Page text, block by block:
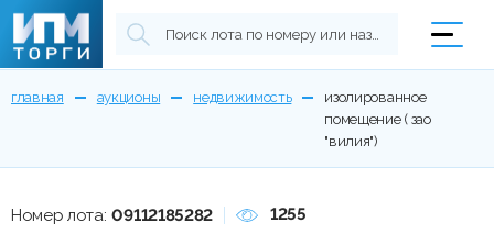
главная аукционы недвижимость
изолированное
помещение ( зао
"вилия")
Номер лота: 09112185282 1255